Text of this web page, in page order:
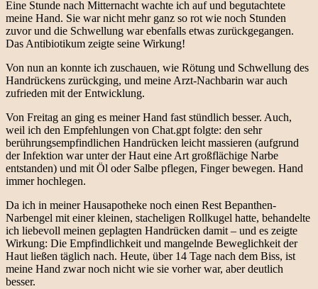
Eine Stunde nach Mitternacht wachte ich auf und begutachtete
meine Hand. Sie war nicht mehr ganz so rot wie noch Stunden
zuvor und die Schwellung war ebenfalls etwas zurückgegangen.
Das Antibiotikum zeigte seine Wirkung!
Von nun an konnte ich zuschauen, wie Rötung und Schwellung des
Handrückens zurückging, und meine Arzt-Nachbarin war auch
zufrieden mit der Entwicklung.
Von Freitag an ging es meiner Hand fast stündlich besser. Auch,
weil ich den Empfehlungen von Chat.gpt folgte: den sehr
berührungsempfindlichen Handrücken leicht massieren (aufgrund
der Infektion war unter der Haut eine Art großflächige Narbe
entstanden) und mit Öl oder Salbe pflegen, Finger bewegen. Hand
immer hochlegen.
Da ich in meiner Hausapotheke noch einen Rest Bepanthen-
Narbengel mit einer kleinen, stacheligen Rollkugel hatte, behandelte
ich liebevoll meinen geplagten Handrücken damit – und es zeigte
Wirkung: Die Empfindlichkeit und mangelnde Beweglichkeit der
Haut ließen täglich nach. Heute, über 14 Tage nach dem Biss, ist
meine Hand zwar noch nicht wie sie vorher war, aber deutlich
besser.